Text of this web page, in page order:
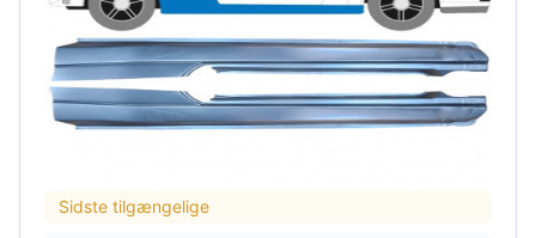
Sidste tilgængelige